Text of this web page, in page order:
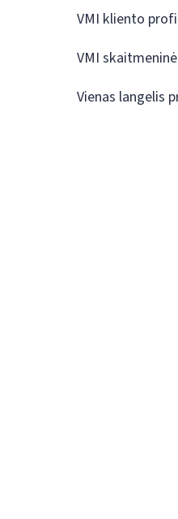
VMI kliento
VMI
Vienas langelis